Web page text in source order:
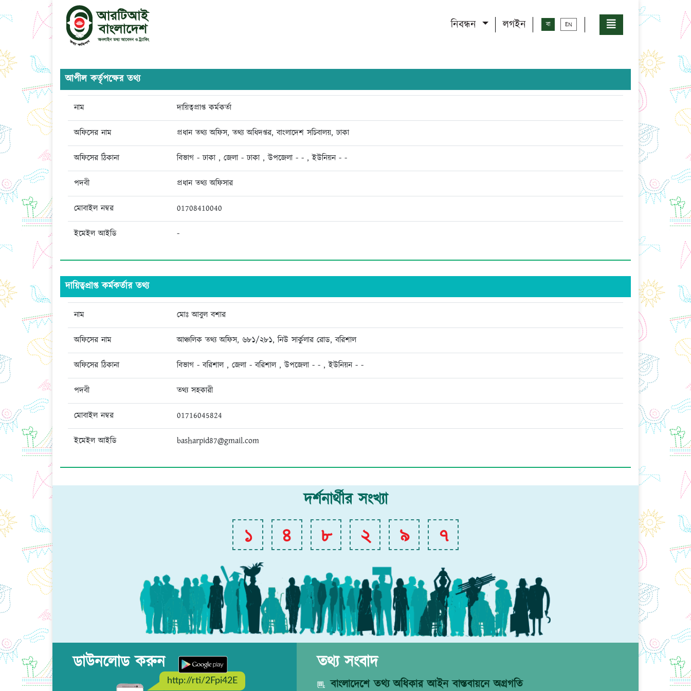
নিবন্ধন লগইন বা EN
আপীল কর্তৃপক্ষের তথ্য
নাম দায়িত্বপ্রাপ্ত কর্মকর্তা
অফিসের নাম প্রধান তথ্য অফিস, তথ্য অধিদপ্তর, বাংলাদেশ সচিবালয়, ঢাকা
অফিসের ঠিকানা বিভাগ - ঢাকা , জেলা - ঢাকা , উপজেলা - - , ইউনিয়ন - -
পদবী প্রধান তথ্য অফিসার
মোবাইল নম্বর 01708410040
ইমেইল আইডি -
দায়িত্বপ্রাপ্ত কর্মকর্তার তথ্য
নাম মোঃ আবুল বশার
অফিসের নাম আঞ্চলিক তথ্য অফিস, ৬৮১/২৮১, নিউ সার্কুলার রোড, বরিশাল
অফিসের ঠিকানা বিভাগ - বরিশাল , জেলা - বরিশাল , উপজেলা - - , ইউনিয়ন - -
পদবী তথ্য সহকারী
মোবাইল নম্বর 01716045824
ইমেইল আইডি basharpid87@gmail.com
দর্শনার্থীর সংখ্যা
১ ৪ ৮ ২ ৯ ৭
ডাউনলোড করুন
http://rti/2Fpi42E
তথ্য সংবাদ
বাংলাদেশে তথ্য অধিকার আইন বাস্তবায়নে অগ্রগতি